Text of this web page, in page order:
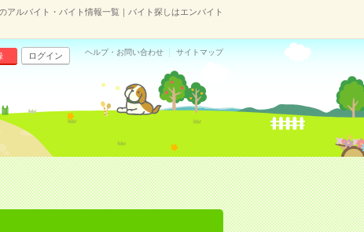
アルバイト・バイト情報一覧｜バイト探しはエンバイト
ログイン ヘルプ・お問い合わせ サイトマップ